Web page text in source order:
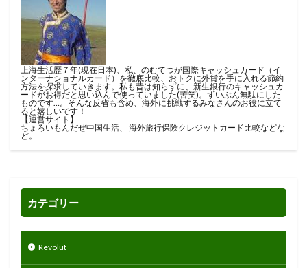
上海生活歴７年(現在日本)、私、のむてつが国際キャッシュカード（イ
ンターナショナルカード）を徹底比較、おトクに外貨を手に入れる節約
方法を探求していきます。私も昔は知らずに、新生銀行のキャッシュカ
ードがお得だと思い込んで使っていました(苦笑)。ずいぶん無駄にした
ものです…。そんな反省も含め、海外に挑戦するみなさんのお役に立て
ると嬉しいです！
【運営サイト】
ちょろいもんだぜ中国生活
海外旅行保険クレジットカード比較などな
ど。
カテゴリー
Revolut